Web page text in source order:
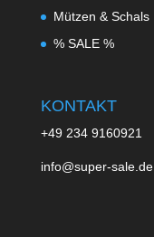
Mützen & Schals
% SALE %
KONTAKT
+49 234 9160921
info@super-sale.de